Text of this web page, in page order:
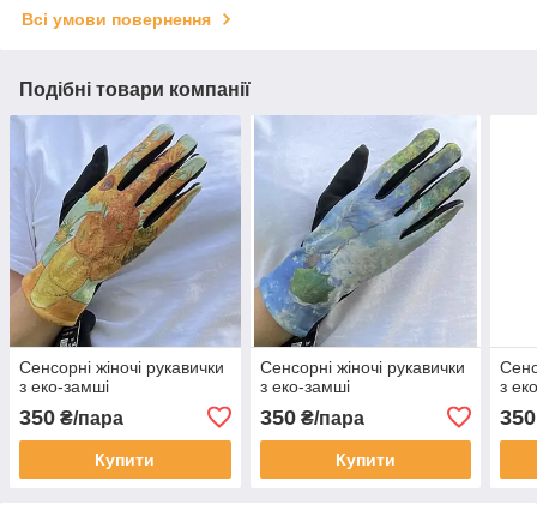
Всі умови повернення
Подібні товари компанії
Сенсорні жіночі рукавички
з еко-замші
350 ₴/пара
Купити
Сенсорні жіночі рукавички
з еко-замші
350₴/пара
Купити
з
350